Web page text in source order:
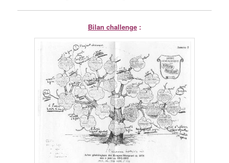
Bilan challenge :